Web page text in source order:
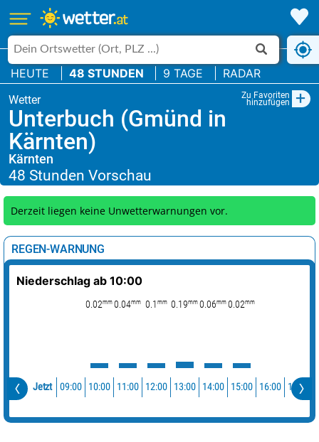
HEUTE 48 STUNDEN 9 TAGE RADAR
Zu Favoriten
hinzufügen +
Unterbuch (Gmünd in
Kärnten)
Kärnten
Derzeit liegen keine Unwetterwarnungen vor.
REGEN-WARNUNG
Niederschlag ab 10:00
0.02mm 0.04mm 0.1 mm 0.19mm 0.06mm 0.02mm
Jetzt 09:00 10:00 11:00 12:00 13:00 14:00 15:00 16:00 17:00